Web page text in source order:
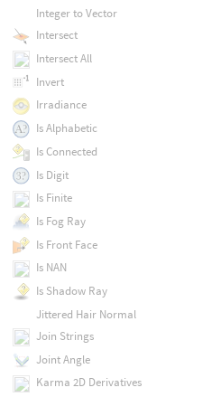
Integer to Vector
Intersect
Intersect All
Invert
Irradiance
Is Alphabetic
Is Connected
Is Digit
Is Finite
Is Fog Ray
Is Front Face
Is NAN
Is Shadow Ray
Jittered Hair Normal
Join Strings
Joint Angle
Karma 2D Derivatives